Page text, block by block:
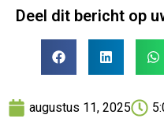
Deel dit bericht op
augustus 11, 2025